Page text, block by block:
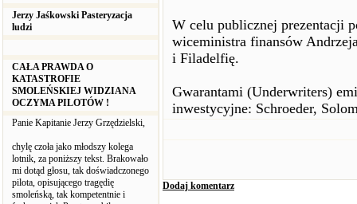
Jerzy Jaśkowski Pasteryzacja
ludzi
CAŁA PRAWDA O
KATASTROFIE
SMOLEŃSKIEJ WIDZIANA
OCZYMA PILOTÓW !
Panie Kapitanie Jerzy Grzędzielski,
chylę czoła jako młodszy kolega
lotnik, za poniższy tekst. Brakowało
mi dotąd głosu, tak doświadczonego
pilota, opisującego tragędię
smoleńską, tak kompetentnie i
W celu publicznej prezentacji
wiceministra finansów
i Filadelfię.
Gwarantami (Underwriters)
inwestycyjne: Schroeder,
Dodaj komentarz